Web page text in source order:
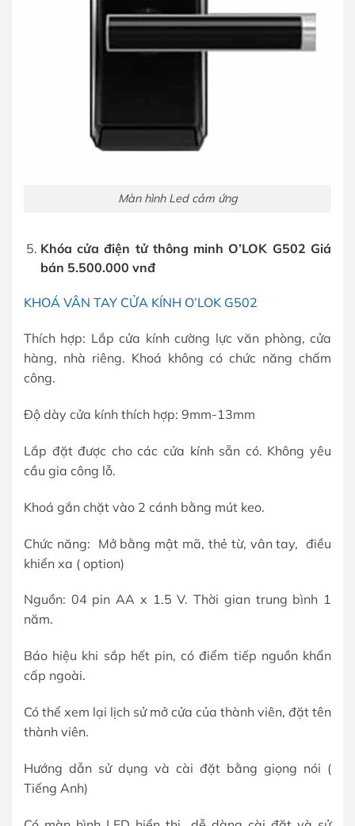
Màn hình Led cảm ứng
Khóa cửa điện tử thông minh O’LOK G502 Giá
bán 5.500.000 vnđ
KHOÁ VÂN TAY CỬA KÍNH O’LOK G502
Thích hợp: Lắp cửa kính cường lực văn phòng, cửa
hàng, nhà riêng. Khoá không có chức năng chấm
công.
Độ dày cửa kính thích hợp: 9mm-13mm
Lắp đặt được cho các cửa kính sẵn có. Không yêu
cầu gia công lỗ.
Khoá gắn chặt vào 2 cánh bằng mút keo.
Chức năng: Mở bằng mật mã, thẻ từ, vân tay, điều
khiển xa ( option)
Nguồn: 04 pin AA x 1.5 V. Thời gian trung bình 1
năm.
Báo hiệu khi sắp hết pin, có điểm tiếp nguồn khẩn
cấp ngoài.
Có thể xem lại lịch sử mở cửa của thành viên, đặt tên
thành viên.
Hướng dẫn sử dụng và cài đặt bằng giọng nói (
Tiếng Anh)